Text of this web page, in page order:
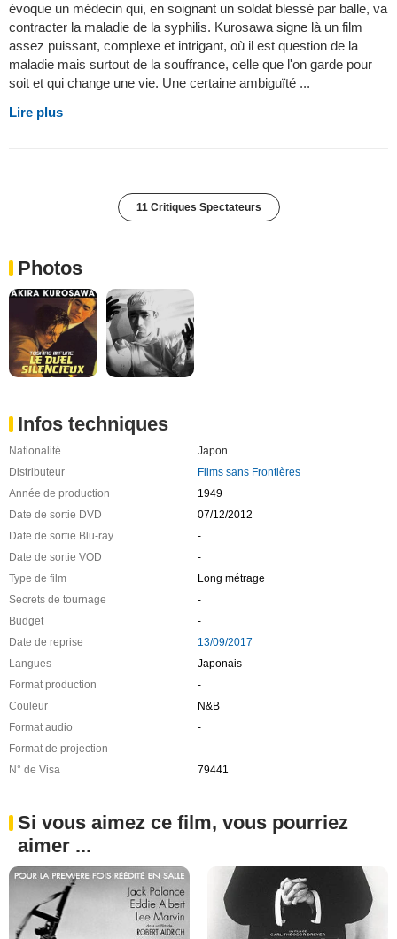
évoque un médecin qui, en soignant un soldat blessé par balle, va
contracter la maladie de la syphilis. Kurosawa signe là un film
assez puissant, complexe et intrigant, où il est question de la
maladie mais surtout de la souffrance, celle que l'on garde pour
soit et qui change une vie. Une certaine ambiguïté ...
Lire plus
11 Critiques Spectateurs
Photos
Infos techniques
Nationalité
Japon
Distributeur
Films sans Frontières
Année de production
1949
Date de sortie DVD
07/12/2012
Date de sortie Blu-ray
-
Date de sortie VOD
-
Type de film
Long métrage
Secrets de tournage
-
Budget
-
Date de reprise
13/09/2017
Langues
Japonais
Format production
-
Couleur
N&B
Format audio
-
Format de projection
-
N° de Visa
79441
Si vous aimez ce film, vous pourriez
aimer ...